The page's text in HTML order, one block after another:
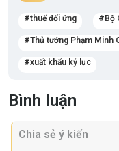
thuế đối ứng Bộ
Thủ tướng Phạm Minh
xuất khẩu kỷ lục
Bình luận